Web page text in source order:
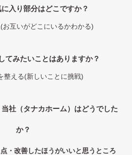
入り部分はどこですか？
互いがどこにいるかわかる)
てみたいことはありますか？
整える(新しいことに挑戦)
社（タナカホーム）はどうでした
か？
・改善したほうがいいと思うところ